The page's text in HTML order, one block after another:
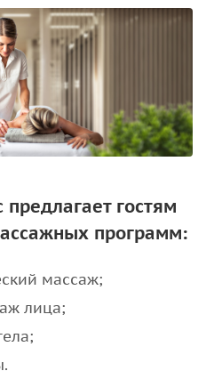
гостям
программ:
массаж;
лица;